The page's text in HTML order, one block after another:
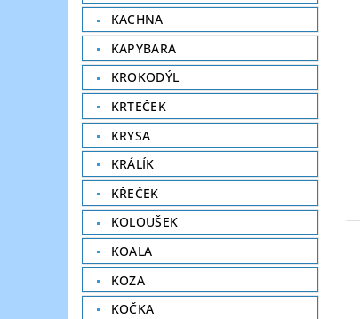
KACHNA
KAPYBARA
KROKODÝL
KRTEČEK
KRYSA
KRÁLÍK
KŘEČEK
KOLOUŠEK
KOALA
KOZA
KOČKA